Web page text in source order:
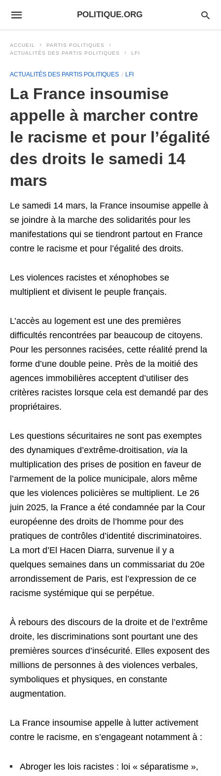
POLITIQUE.ORG
ACCUEIL
PARTIS POLITIQUES
ACTUALITÉS DES PARTIS POLITIQUES
LFI
ACTUALITÉS DES PARTIS POLITIQUES LFI
La France insoumise
appelle à marcher contre
le racisme et pour l’égalité
des droits le samedi 14
mars
Le samedi 14 mars, la France insoumise appelle à
se joindre à la marche des solidarités pour les
manifestations qui se tiendront partout en France
contre le racisme et pour l’égalité des droits.
Les violences racistes et xénophobes se
multiplient et divisent le peuple français.
L’accès au logement est une des premières
difficultés rencontrées par beaucoup de citoyens.
Pour les personnes racisées, cette réalité prend la
forme d’une double peine. Près de la moitié des
agences immobilières acceptent d’utiliser des
critères racistes lorsque cela est demandé par des
propriétaires.
Les questions sécuritaires ne sont pas exemptes
des dynamiques d’extrême-droitisation, via la
multiplication des prises de position en faveur de
l’armement de la police municipale, alors même
que les violences policières se multiplient. Le 26
juin 2025, la France a été condamnée par la Cour
européenne des droits de l’homme pour des
pratiques de contrôles d’identité discriminatoires.
La mort d’El Hacen Diarra, survenue il y a
quelques semaines dans un commissariat du 20e
arrondissement de Paris, est l’expression de ce
racisme systémique qui se perpétue.
À rebours des discours de la droite et de l’extrême
droite, les discriminations sont pourtant une des
premières sources d’insécurité. Elles exposent des
millions de personnes à des violences verbales,
symboliques et physiques, en constante
augmentation.
La France insoumise appelle à lutter activement
contre le racisme, en s’engageant notamment à :
Abroger les lois racistes : loi « séparatisme »,